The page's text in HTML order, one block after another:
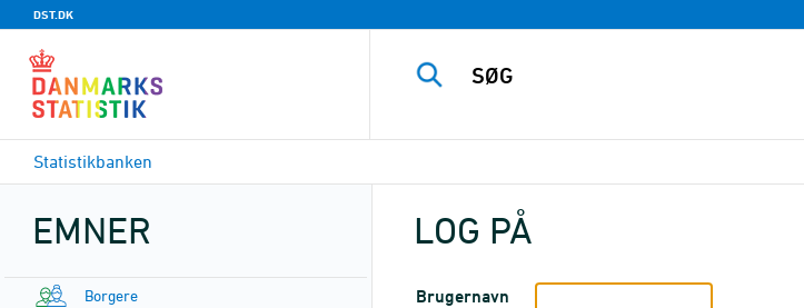
DST.DK
Statistikbanken
EMNER
Borgere
LOG PÅ
Brugernavn